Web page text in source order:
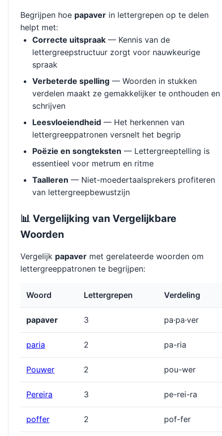
Begrijpen hoe papaver in lettergrepen op te delen
helpt met:
Correcte uitspraak — Kennis van de
lettergreepstructuur zorgt voor nauwkeurige
spraak
Verbeterde spelling — Woorden in stukken
verdelen maakt ze gemakkelijker te onthouden en
schrijven
Leesvloeiendheid — Het herkennen van
lettergreeppatronen versnelt het begrip
Poëzie en songteksten — Lettergreeptelling is
essentieel voor metrum en ritme
Taalleren — Niet-moedertaalsprekers profiteren
van lettergreepbewustzijn
📊 Vergelijking van Vergelijkbare
Woorden
Vergelijk papaver met gerelateerde woorden om
lettergreeppatronen te begrijpen:
Woord Lettergrepen Verdeling
papaver 3 pa·pa·ver
paria 2 pa-ria
Pouwer 2 pou-wer
Pereira 3 pe-rei-ra
poffer 2 pof-fer